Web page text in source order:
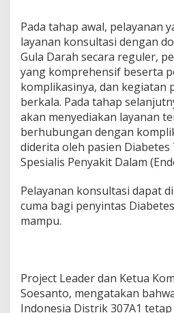
Pada tahap awal, pelayanan
layanan konsultasi dengan
Gula Darah secara reguler,
yang komprehensif beserta
komplikasinya, dan kegiatan
berkala. Pada tahap
akan menyediakan layanan
berhubungan dengan
diderita oleh pasien
Spesialis Penyakit Dalam
Pelayanan konsultasi dapat
cuma bagi penyintas
mampu.
Project Leader dan Ketua
Soesanto, mengatakan
Indonesia Distrik 307A1